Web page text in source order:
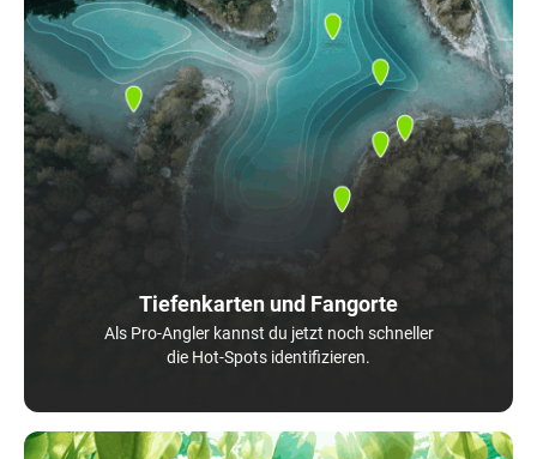
Tiefenkarten und Fangorte
Als Pro-Angler kannst du jetzt noch schneller
die Hot-Spots identifizieren.